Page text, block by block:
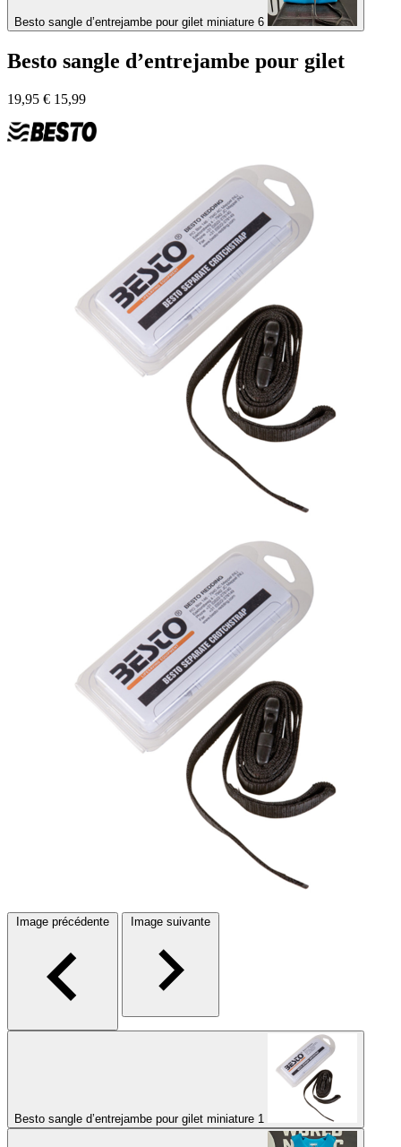
Besto sangle d’entrejambe pour gilet miniature 6
Besto sangle d’entrejambe pour gilet
19,95 € 15,99
Image précédente Image suivante
Besto sangle d’entrejambe pour gilet miniature 1